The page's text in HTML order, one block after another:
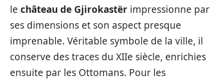
le château de Gjirokastër impressionne par
ses dimensions et son aspect presque
imprenable. Véritable symbole de la ville, il
conserve des traces du XIIe siècle, enrichies
ensuite par les Ottomans. Pour les